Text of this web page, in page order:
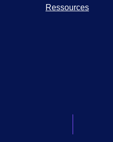
Ressources